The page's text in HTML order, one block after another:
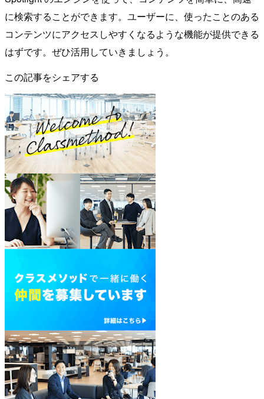
に検索することができます。ユーザーに、使ったことのある
コンテンツにアクセスしやすくなるような機能が提供できる
はずです。ぜひ活用していきましょう。
この記事をシェアする